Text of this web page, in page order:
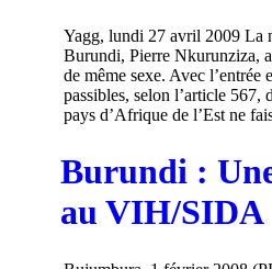
Yagg, lundi 27 avril 2009 La
Burundi, Pierre Nkurunziza,
de même sexe. Avec
passibles, selon l’article 567,
pays d’Afrique de l’Est ne
Burundi :
au VIH/SIDA